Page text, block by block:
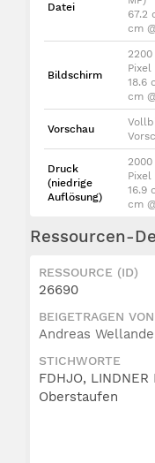
Datei
67.2
cm
Bildschirm
2200
Pixel
18.6
cm
Vorschau
Druck
(niedrige
Auflösung)
2000
Pixel
16.9
cm
Ressourcen-
RESSOURCE (ID)
26690
BEIGETRAGEN VON
Andreas
STICHWORTE
FDHJO, LINDNER
Oberstaufen